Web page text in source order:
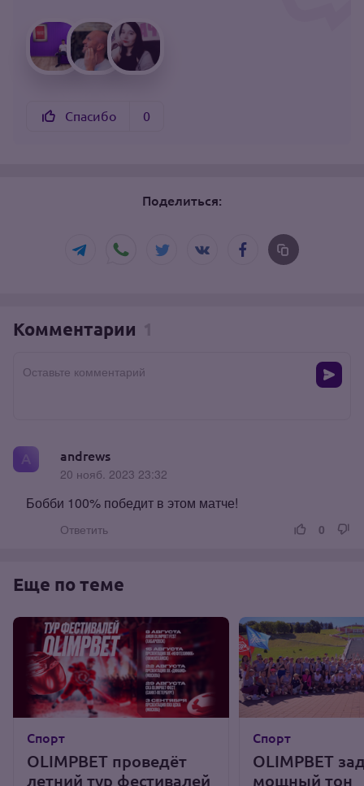
Спасибо 0
Поделиться:
Комментарии
Оставьте комментарий
andrews
20 нояб. 2023 23:32
Бобби 100% победит в этом матче!
Ответить 0
Еще по теме
Спорт
OLIMPBET проведёт
летний тур фестивалей
Спорт
OLIMPBET
мощный тон